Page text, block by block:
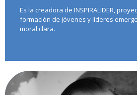
Es la creadora de INSPIRALIDER,
formación de jóvenes y líderes
moral clara.